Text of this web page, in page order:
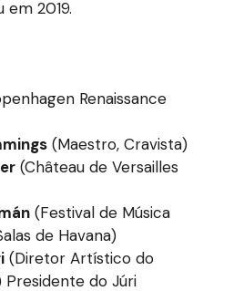
em 2019.
Renaissance
(Maestro, Cravista)
(Château de Versailles
(Festival de Música
de Havana)
(Diretor Artístico do
Presidente do Júri